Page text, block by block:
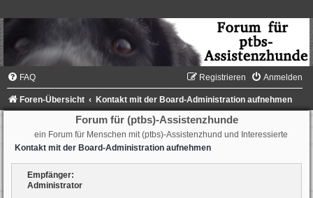
FAQ Anmelden
Registrieren
Foren-Übersicht Kontakt mit der Board-Administration aufnehmen
Forum für (ptbs)-Assistenzhunde
ein Forum für Menschen mit (ptbs)-Assistenzhund und Interessierte
Kontakt mit der Board-Administration aufnehmen
Empfänger:
Administrator